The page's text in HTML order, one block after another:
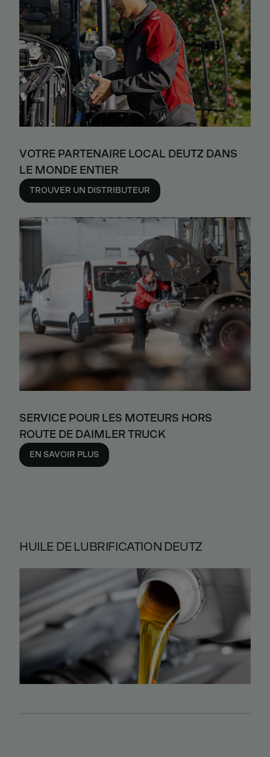
VOTRE PARTENAIRE LOCAL DEUTZ DANS
LE MONDE ENTIER
TROUVER UN DISTRIBUTEUR
SERVICE POUR LES MOTEURS HORS
ROUTE DE DAIMLER TRUCK
EN SAVOIR PLUS
HUILE DE LUBRIFICATION DEUTZ